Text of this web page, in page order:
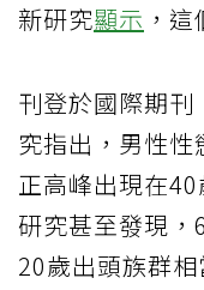
新研究顯示 ，
刊登於國際期
究指出，男性
正高峰出現在
研究甚至發現
20歲出頭族群相